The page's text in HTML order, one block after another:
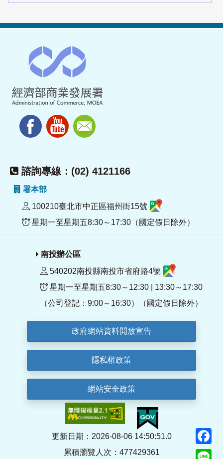
諮詢專線：(02) 4121166
署本部
100210臺北市中正區福州街15號
星期一至星期五8:30～17:30（國定假日除外）
南投辦公區
540202南投縣南投市省府路4號
星期一至星期五8:30～12:30 | 13:30～17:30
（公司登記：9:00～16:30）（國定假日除外）
政府網站資料開放宣告
隱私權政策
網站安全政策
更新日期：2026-08-06 14:50:51.0
累積瀏覽人次：477429361